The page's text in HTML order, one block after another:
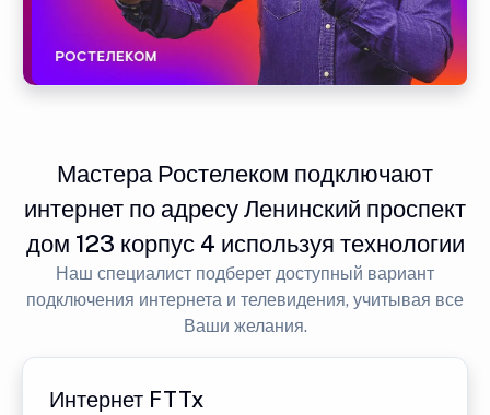
Мастера Ростелеком подключают
интернет по адресу Ленинский проспект
дом 123 корпус 4 используя технологии
Наш специалист подберет доступный вариант
подключения интернета и телевидения, учитывая все
Ваши желания.
Интернет FTTx